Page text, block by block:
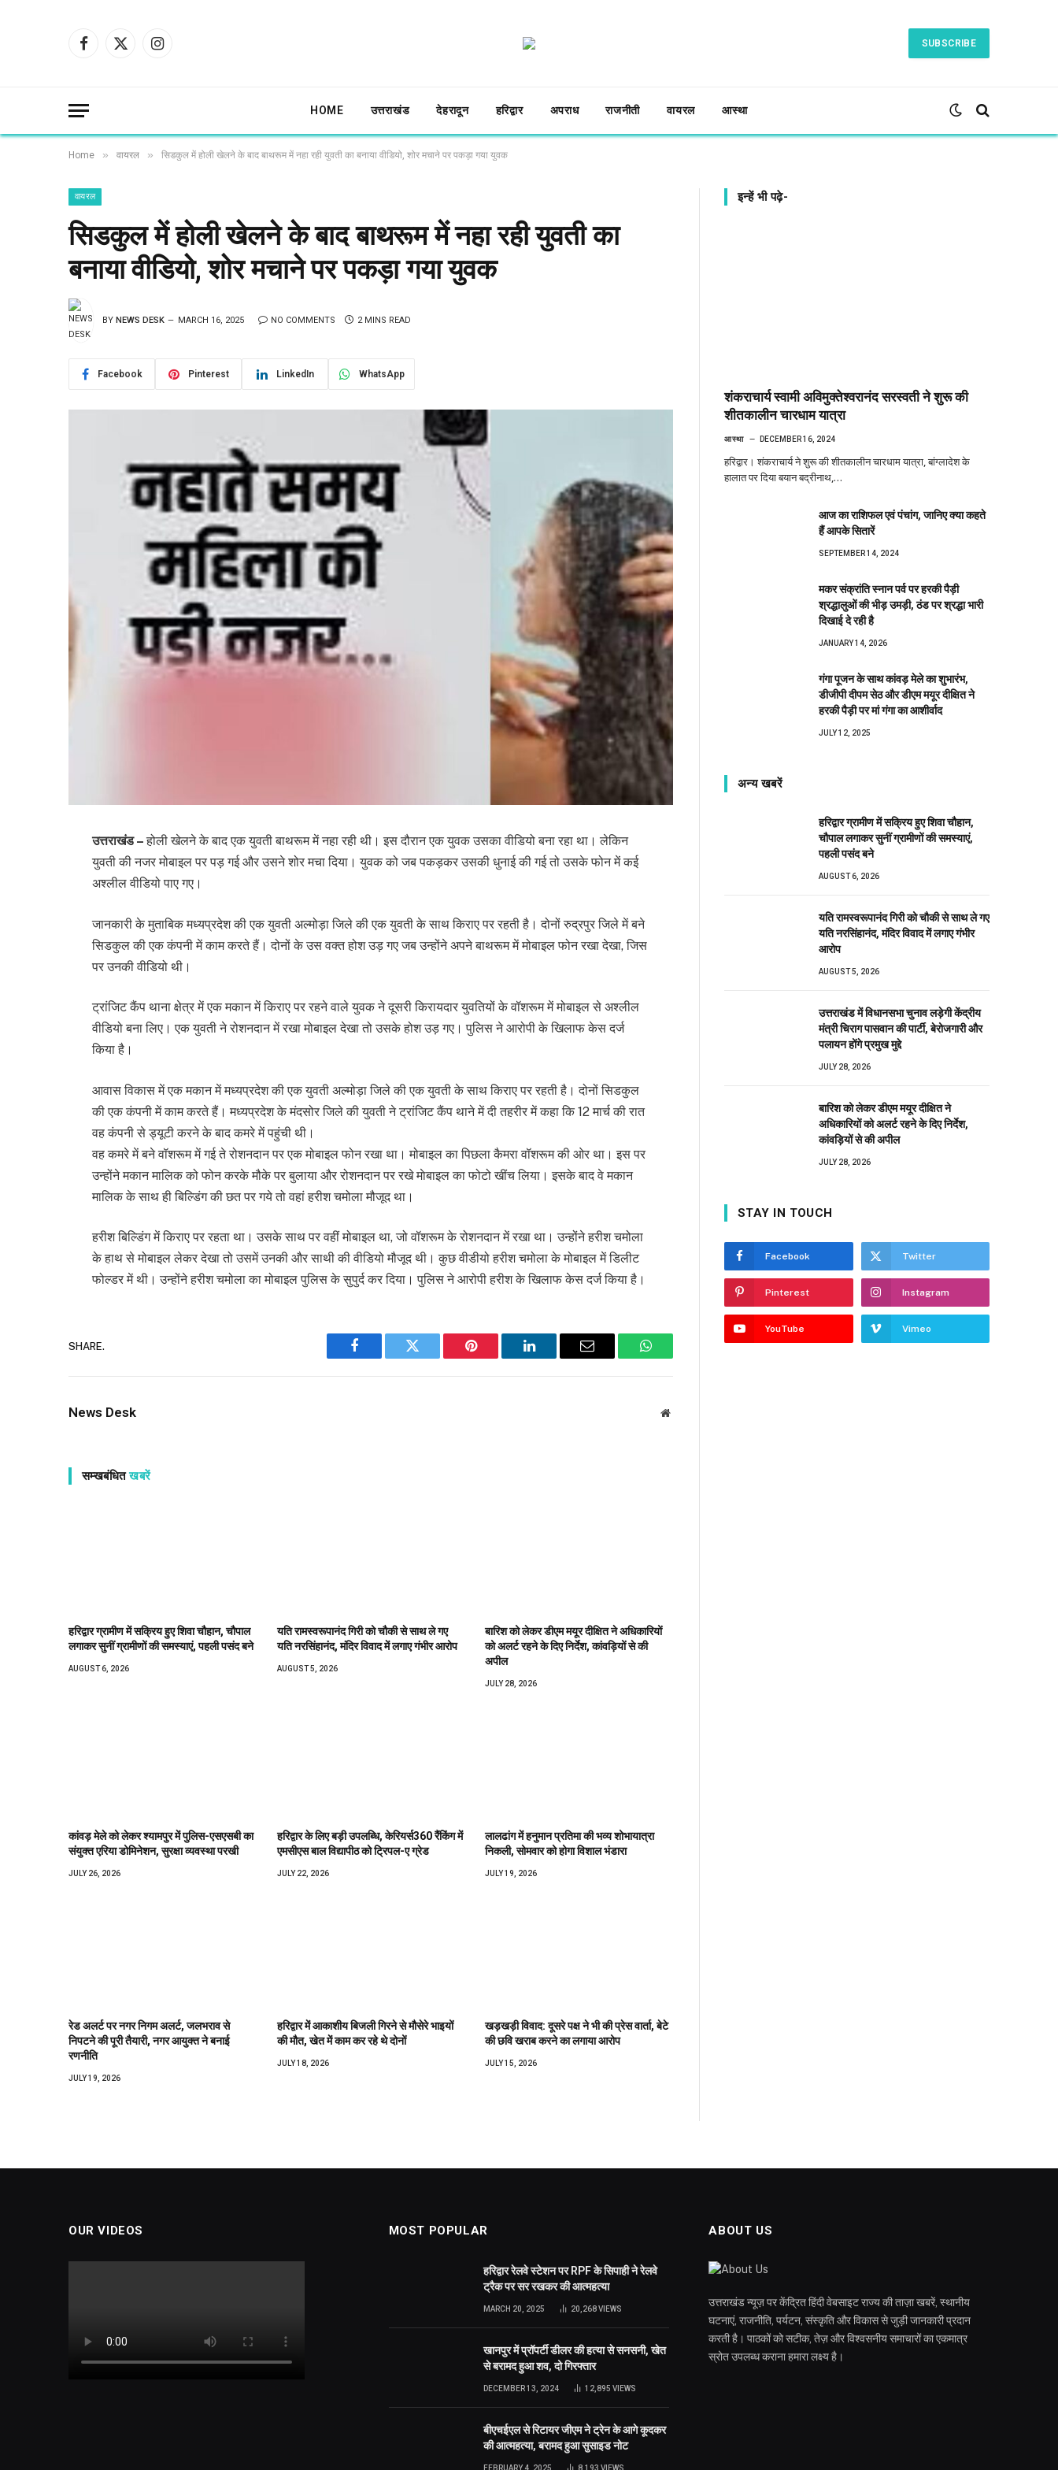
Facebook
X
Instagram
SUBSCRIBE
HOME उत्तराखंड देहरादून हरिद्वार अपराध राजनीती वायरल आस्था
Home » वायरल » सिडकुल में होली खेलने के बाद बाथरूम में नहा रही युवती का बनाया वीडियो, शोर मचाने पर पकड़ा गया युवक
वायरल
सिडकुल में होली खेलने के बाद बाथरूम में नहा रही युवती का
बनाया वीडियो, शोर मचाने पर पकड़ा गया युवक
BY NEWS DESK MARCH 16, 2025 NO COMMENTS 2 MINS READ
Facebook Pinterest LinkedIn WhatsApp
उत्तराखंड –होली खेलने के बाद एक युवती बाथरूम में नहा रही थी। इस दौरान एक युवक उसका वीडियो बना रहा था। लेकिन
युवती की नजर मोबाइल पर पड़ गई और उसने शोर मचा दिया। युवक को जब पकड़कर उसकी धुनाई की गई तो उसके फोन में कई
अश्लील वीडियो पाए गए।
जानकारी के मुताबिक मध्यप्रदेश की एक युवती अल्मोड़ा जिले की एक युवती के साथ किराए पर रहती है। दोनों रुद्रपुर जिले में बने
सिडकुल की एक कंपनी में काम करते हैं। दोनों के उस वक्त होश उड़ गए जब उन्होंने अपने बाथरूम में मोबाइल फोन रखा देखा, जिस
पर उनकी वीडियो थी।
ट्रांजिट कैंप थाना क्षेत्र में एक मकान में किराए पर रहने वाले युवक ने दूसरी किरायदार युवतियों के वॉशरूम में मोबाइल से अश्लील
वीडियो बना लिए। एक युवती ने रोशनदान में रखा मोबाइल देखा तो उसके होश उड़ गए। पुलिस ने आरोपी के खिलाफ केस दर्ज
किया है।
आवास विकास में एक मकान में मध्यप्रदेश की एक युवती अल्मोड़ा जिले की एक युवती के साथ किराए पर रहती है। दोनों सिडकुल
की एक कंपनी में काम करते हैं। मध्यप्रदेश के मंदसोर जिले की युवती ने ट्रांजिट कैंप थाने में दी तहरीर में कहा कि 12 मार्च की रात
वह कंपनी से ड्यूटी करने के बाद कमरे में पहुंची थी।
वह कमरे में बने वॉशरूम में गई ते रोशनदान पर एक मोबाइल फोन रखा था। मोबाइल का पिछला कैमरा वॉशरूम की ओर था। इस पर
उन्होंने मकान मालिक को फोन करके मौके पर बुलाया और रोशनदान पर रखे माेबाइल का फोटो खींच लिया। इसके बाद वे मकान
मालिक के साथ ही बिल्डिंग की छत पर गये तो वहां हरीश चमोला मौजूद था।
हरीश बिल्डिंग में किराए पर रहता था। उसके साथ पर वहीं मोबाइल था, जो वॉशरूम के रोशनदान में रखा था। उन्होंने हरीश चमोला
के हाथ से मोबाइल लेकर देखा तो उसमें उनकी और साथी की वीडियो मौजूद थी। कुछ वीडीयो हरीश चमोला के मोबाइल में डिलीट
फोल्डर में थी। उन्होंने हरीश चमोला का मोबाइल पुलिस के सुपुर्द कर दिया। पुलिस ने आरोपी हरीश के खिलाफ केस दर्ज किया है।
SHARE.
Facebook Twitter Pinterest LinkedIn Email WhatsApp
News Desk Website
सम्खबंधितखबरें
हरिद्वार ग्रामीण में सक्रिय हुए शिवा चौहान, चौपाल
लगाकर सुनीं ग्रामीणों की समस्याएं, पहली पसंद बने
AUGUST 6, 2026
यति रामस्वरूपानंद गिरी को चौकी से साथ ले गए
यति नरसिंहानंद, मंदिर विवाद में लगाए गंभीर आरोप
AUGUST 5, 2026
बारिश को लेकर डीएम मयूर दीक्षित ने अधिकारियों
को अलर्ट रहने के दिए निर्देश, कांवड़ियों से की
अपील
JULY 28, 2026
कांवड़ मेले को लेकर श्यामपुर में पुलिस-एसएसबी का
संयुक्त एरिया डोमिनेशन, सुरक्षा व्यवस्था परखी
JULY 26, 2026
हरिद्वार के लिए बड़ी उपलब्धि, केरियर्स360 रैंकिंग में
एमसीएस बाल विद्यापीठ को ट्रिपल-ए ग्रेड
JULY 22, 2026
लालढांग में हनुमान प्रतिमा की भव्य शोभायात्रा
निकली, सोमवार को होगा विशाल भंडारा
JULY 19, 2026
रेड अलर्ट पर नगर निगम अलर्ट, जलभराव से
निपटने की पूरी तैयारी, नगर आयुक्त ने बनाई
रणनीति
JULY 19, 2026
हरिद्वार में आकाशीय बिजली गिरने से मौसेरे भाइयों
की मौत, खेत में काम कर रहे थे दोनों
JULY 18, 2026
खड़खड़ी विवाद: दूसरे पक्ष ने भी की प्रेस वार्ता, बेटे
की छवि खराब करने का लगाया आरोप
JULY 15, 2026
इन्हें भी पढ़े-
शंकराचार्य स्वामी अविमुक्तेश्वरानंद सरस्वती ने शुरू की
शीतकालीन चारधाम यात्रा
आस्था DECEMBER 16, 2024
हरिद्वार। शंकराचार्य ने शुरू की शीतकालीन चारधाम यात्रा, बांग्लादेश के
हालात पर दिया बयान बद्रीनाथ,…
आज का राशिफल एवं पंचांग, जानिए क्या कहते
हैं आपके सितारें
SEPTEMBER 14, 2024
मकर संक्रांति स्नान पर्व पर हरकी पैड़ी
श्रद्धालुओं की भीड़ उमड़ी, ठंड पर श्रद्धा भारी
दिखाई दे रही है
JANUARY 14, 2026
गंगा पूजन के साथ कांवड़ मेले का शुभारंभ,
डीजीपी दीपम सेठ और डीएम मयूर दीक्षित ने
हरकी पैड़ी पर मां गंगा का आशीर्वाद
JULY 12, 2025
अन्य खबरें
हरिद्वार ग्रामीण में सक्रिय हुए शिवा चौहान,
चौपाल लगाकर सुनीं ग्रामीणों की समस्याएं,
पहली पसंद बने
AUGUST 6, 2026
यति रामस्वरूपानंद गिरी को चौकी से साथ ले गए
यति नरसिंहानंद, मंदिर विवाद में लगाए गंभीर
आरोप
AUGUST 5, 2026
उत्तराखंड में विधानसभा चुनाव लड़ेगी केंद्रीय
मंत्री चिराग पासवान की पार्टी, बेरोजगारी और
पलायन होंगे प्रमुख मुद्दे
JULY 28, 2026
बारिश को लेकर डीएम मयूर दीक्षित ने
अधिकारियों को अलर्ट रहने के दिए निर्देश,
कांवड़ियों से की अपील
JULY 28, 2026
STAY IN TOUCH
Facebook Twitter
Pinterest Instagram
YouTube Vimeo
OUR VIDEOS MOST POPULAR
हरिद्वार रेलवे स्टेशन पर RPF के सिपाही ने रेलवे
ट्रैक पर सर रखकर की आत्महत्या
MARCH 20, 2025 20,268VIEWS
खानपुर में प्रॉपर्टी डीलर की हत्या से सनसनी, खेत
से बरामद हुआ शव, दो गिरफ्तार
DECEMBER 13, 2024 12,895 VIEWS
बीएचईएल से रिटायर जीएम ने ट्रेन के आगे कूदकर
की आत्महत्या, बरामद हुआ सुसाइड नोट
FEBRUARY 4, 2025 8,193 VIEWS
ABOUT US
उत्तराखंड न्यूज़ पर केंद्रित हिंदी वेबसाइट राज्य की ताज़ा खबरें, स्थानीय
घटनाएं, राजनीति, पर्यटन, संस्कृति और विकास से जुड़ी जानकारी प्रदान
करती है। पाठकों को सटीक, तेज़ और विश्वसनीय समाचारों का एकमात्र
स्रोत उपलब्ध कराना हमारा लक्ष्य है।